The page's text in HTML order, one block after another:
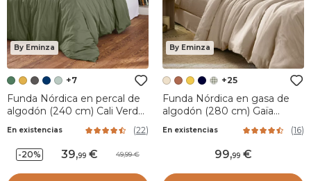
By Eminza
+7
Funda Nórdica en percal de
algodón (240 cm) Cali Verde
En existencias (22)
-20% 39,99 49,99
By Eminza
+25
Funda Nórdica en gasa de
algodón (280 cm) Gaïa
En existencias (16)
99,99